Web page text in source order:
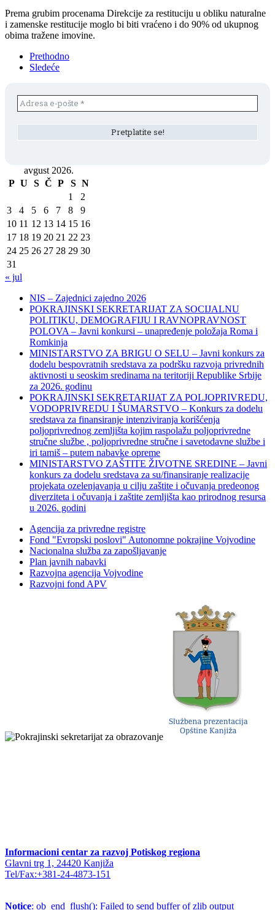
Prema grubim procenama Direkcije za restituciju u obliku naturalne
i zamenske restitucije moglo bi biti vraćeno i do 90% od ukupnog
obima tražene imovine.
Prethodno
Sledeće
avgust 2026.
P U S Č P S N
1
2
3
4 5 6 7 8
9
10 11 12 13 14 15 16
17 18 19 20 21 22 23
24 25 26 27 28 29 30
31
« jul
NIS – Zajednici zajedno 2026
POKRAJINSKI SEKRETARIJAT ZA SOCIJALNU
POLITIKU, DEMOGRAFIJU I RAVNOPRAVNOST
POLOVA – Javni konkursi – unapređenje položaja Roma i
Romkinja
MINISTARSTVO ZA BRIGU O SELU – Javni konkurs za
dodelu bespovratnih sredstava za podršku razvoja privrednih
aktivnosti u seoskim sredinama na teritoriji Republike Srbije
za 2026. godinu
POKRAJINSKI SEKRETARIJAT ZA POLJOPRIVREDU,
VODOPRIVREDU I ŠUMARSTVO – Konkurs za dodelu
sredstava za finansiranje intenziviranja korišćenja
poljoprivrednog zemljišta kojim raspolažu poljoprivredne
stručne službe , poljoprivredne stručne i savetodavne službe i
iri tamiš ‒ putem nabavke opreme
MINISTARSTVO ZAŠTITE ŽIVOTNE SREDINE – Javni
konkurs za dodelu sredstava za su/finansiranje realizacije
projekata ozelenjavanja u cilju zaštite i očuvanja predeonog
diverziteta i očuvanja i zaštite zemljišta kao prirodnog resursa
u 2026. godini
Agencija za privredne registre
Fond "Evropski poslovi" Autonomne pokrajine Vojvodine
Nacionalna služba za zapošljavanje
Plan javnih nabavki
Razvojna agencija Vojvodine
Razvojni fond APV
Informacioni centar za razvoj Potiskog regiona
Glavni trg 1, 24420 Kanjiža
Tel/Fax:+381-24-4873-151
Notice: ob_end_flush(): Failed to send buffer of zlib output